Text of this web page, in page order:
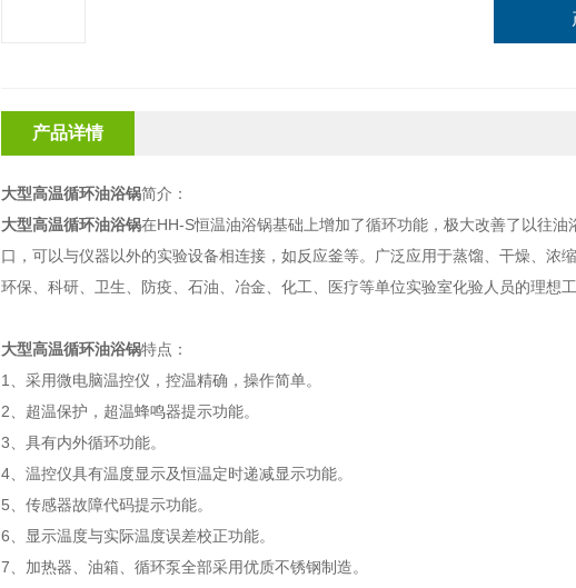
产品详情
大型高温循环油浴锅简介：
大型高温循环油浴锅在HH-S恒温油浴锅基础上增加了循环功能，极大改善了以往
口，可以与仪器以外的实验设备相连接，如反应釜等。
广泛应用于蒸馏、干燥、浓
环保、科研、卫生、防疫、石油、冶金、化工、医疗等单位实验室化验人员的理想
大型高温循环油浴锅特点：
1
、采用微电脑温控仪，控温精确，操作简单。
2 、超温保护，超温蜂鸣器提示功能。
3 、具有内外循环功能。
4 、温控仪具有温度显示及恒温定时递减显示功能。
5 、传感器故障代码提示功能。
6 、显示温度与实际温度误差校正功能。
7 、加热器、油箱、循环泵全部采用优质不锈钢制造。